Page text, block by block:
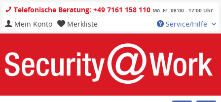
Telefonische Beratung: +49 7161 158 110 Mo.-Fr. 08:00 - 17:00 Uhr
Service/Hilfe
Mein Konto Merkliste